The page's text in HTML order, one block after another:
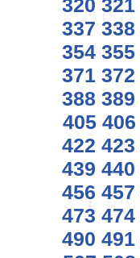
320 321
337 338
354 355
371 372
388 389
405 406
422 423
439 440
456 457
473 474
490 491